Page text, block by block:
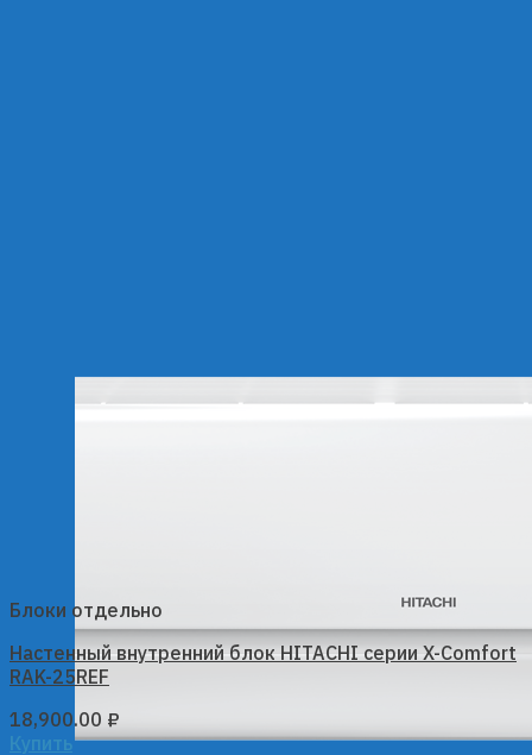
Блоки отдельно
Настенный внутренний блок HITACHI серии X-Comfort
RAK-25REF
18,900.00 ₽
Купить